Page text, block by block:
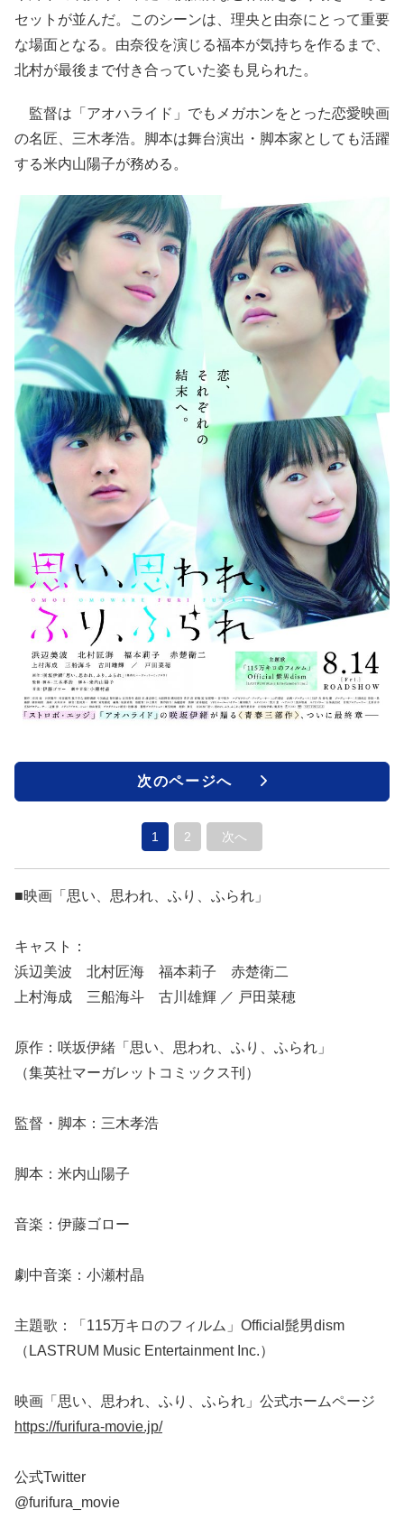
セットが並んだ。このシーンは、理央と由奈にとって重要
な場面となる。由奈役を演じる福本が気持ちを作るまで、
北村が最後まで付き合っていた姿も見られた。
監督は「アオハライド」でもメガホンをとった恋愛映画
の名匠、三木孝浩。脚本は舞台演出・脚本家としても活躍
する米内山陽子が務める。
次のページへ
1 2 次へ
■映画「思い、思われ、ふり、ふられ」
キャスト：
浜辺美波 北村匠海 福本莉子 赤楚衛二
上村海成 三船海斗 古川雄輝 ／ 戸田菜穂
原作：咲坂伊緒「思い、思われ、ふり、ふられ」
（集英社マーガレットコミックス刊）
監督・脚本：三木孝浩
脚本：米内山陽子
音楽：伊藤ゴロー
劇中音楽：小瀬村晶
主題歌：「115万キロのフィルム」Official髭男dism
（LASTRUM Music Entertainment Inc.）
映画「思い、思われ、ふり、ふられ」公式ホームページ
https://furifura-movie.jp/
公式Twitter
@furifura_movie